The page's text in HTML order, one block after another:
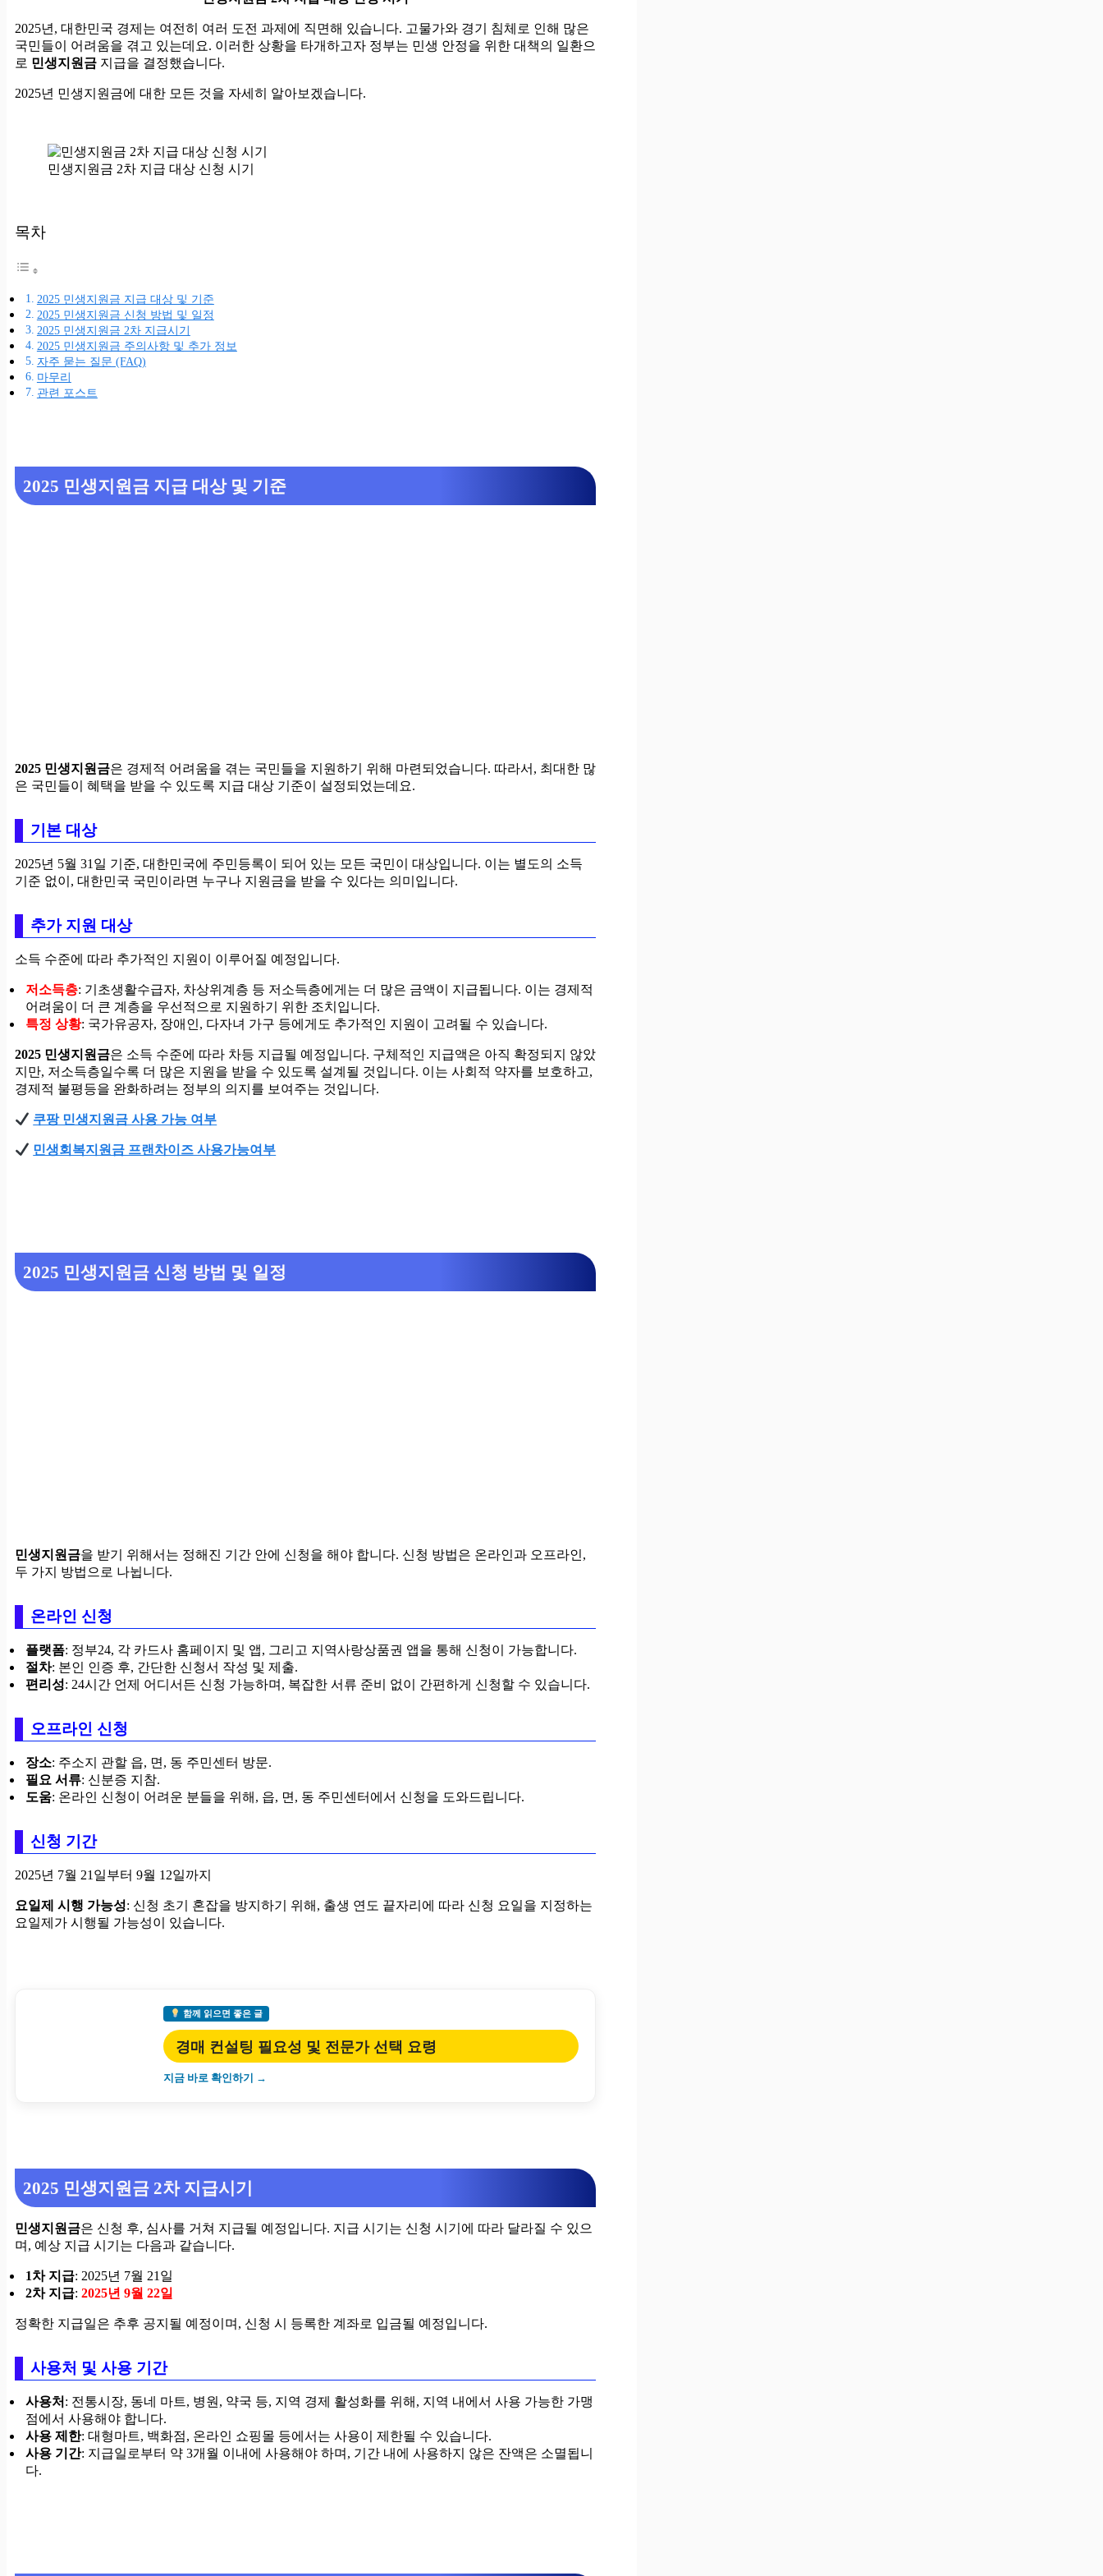
2025년, 대한민국 경제는 여전히 여러 도전 과제에 직면해 있습니다. 고물가와 경기 침체로 인해 많은
국민들이 어려움을 겪고 있는데요. 이러한 상황을 타개하고자 정부는 민생 안정을 위한 대책의 일환으
로 민생지원금 지급을 결정했습니다.
2025년 민생지원금에 대한 모든 것을 자세히 알아보겠습니다.
민생지원금 2차 지급 대상 신청 시기
목차
2025 민생지원금 지급 대상 및 기준
2025 민생지원금 신청 방법 및 일정
2025 민생지원금 2차 지급시기
2025 민생지원금 주의사항 및 추가 정보
자주 묻는 질문 (FAQ)
마무리
관련 포스트
2025 민생지원금 지급 대상 및 기준
2025 민생지원금은 경제적 어려움을 겪는 국민들을 지원하기 위해 마련되었습니다. 따라서, 최대한 많
은 국민들이 혜택을 받을 수 있도록 지급 대상 기준이 설정되었는데요.
기본 대상
2025년 5월 31일 기준, 대한민국에 주민등록이 되어 있는 모든 국민이 대상입니다. 이는 별도의 소득
기준 없이, 대한민국 국민이라면 누구나 지원금을 받을 수 있다는 의미입니다.
추가 지원 대상
소득 수준에 따라 추가적인 지원이 이루어질 예정입니다.
저소득층: 기초생활수급자, 차상위계층 등 저소득층에게는 더 많은 금액이 지급됩니다. 이는 경제적
어려움이 더 큰 계층을 우선적으로 지원하기 위한 조치입니다.
특정 상황: 국가유공자, 장애인, 다자녀 가구 등에게도 추가적인 지원이 고려될 수 있습니다.
2025 민생지원금은 소득 수준에 따라 차등 지급될 예정입니다. 구체적인 지급액은 아직 확정되지 않았
지만, 저소득층일수록 더 많은 지원을 받을 수 있도록 설계될 것입니다. 이는 사회적 약자를 보호하고,
경제적 불평등을 완화하려는 정부의 의지를 보여주는 것입니다.
쿠팡 민생지원금 사용 가능 여부
민생회복지원금 프랜차이즈 사용가능여부
2025 민생지원금 신청 방법 및 일정
민생지원금을 받기 위해서는 정해진 기간 안에 신청을 해야 합니다. 신청 방법은 온라인과 오프라인,
두 가지 방법으로 나뉩니다.
온라인 신청
플랫폼: 정부24, 각 카드사 홈페이지 및 앱, 그리고 지역사랑상품권 앱을 통해 신청이 가능합니다.
절차: 본인 인증 후, 간단한 신청서 작성 및 제출.
편리성: 24시간 언제 어디서든 신청 가능하며, 복잡한 서류 준비 없이 간편하게 신청할 수 있습니다.
오프라인 신청
장소: 주소지 관할 읍, 면, 동 주민센터 방문.
필요 서류: 신분증 지참.
도움: 온라인 신청이 어려운 분들을 위해, 읍, 면, 동 주민센터에서 신청을 도와드립니다.
신청 기간
2025년 7월 21일부터 9월 12일까지
요일제 시행 가능성: 신청 초기 혼잡을 방지하기 위해, 출생 연도 끝자리에 따라 신청 요일을 지정하는
요일제가 시행될 가능성이 있습니다.
함께 읽으면 좋은 글
경매 컨설팅 필요성 및 전문가 선택 요령
지금 바로 확인하기 →
2025 민생지원금 2차 지급시기
민생지원금은 신청 후, 심사를 거쳐 지급될 예정입니다. 지급 시기는 신청 시기에 따라 달라질 수 있으
며, 예상 지급 시기는 다음과 같습니다.
1차 지급: 2025년 7월 21일
2차 지급: 2025년 9월 22일
정확한 지급일은 추후 공지될 예정이며, 신청 시 등록한 계좌로 입금될 예정입니다.
사용처 및 사용 기간
사용처 : 전통시장, 동네 마트, 병원, 약국 등, 지역 경제 활성화를 위해, 지역 내에서 사용 가능한 가맹
점에서 사용해야 합니다.
사용 제한: 대형마트, 백화점, 온라인 쇼핑몰 등에서는 사용이 제한될 수 있습니다.
사용 기간: 지급일로부터 약 3개월 이내에 사용해야 하며, 기간 내에 사용하지 않은 잔액은 소멸됩니
다.